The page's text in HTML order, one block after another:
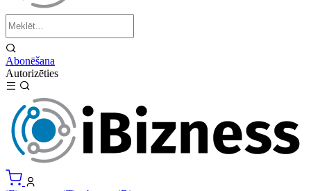
Abonēšana
Autorizēties